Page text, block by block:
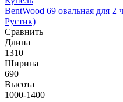
BentWood 69 овальная для 2
Рустик)
Сравнить
Длина
1310
Ширина
690
Высота
1000-1400